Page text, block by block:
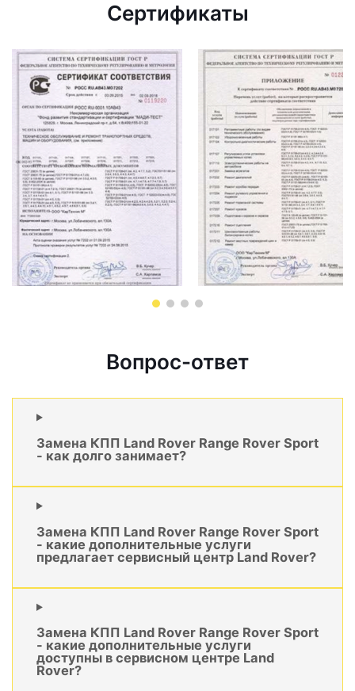
Сертификаты
Вопрос-ответ
Замена КПП Land Rover Range Rover Sport
- как долго занимает?
Замена КПП Land Rover Range Rover Sport
- какие дополнительные услуги
предлагает сервисный центр Land Rover?
Замена КПП Land Rover Range Rover Sport
- какие дополнительные услуги
доступны в сервисном центре Land
Rover?